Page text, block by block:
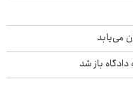
می‌یابد
دادگاه باز شد